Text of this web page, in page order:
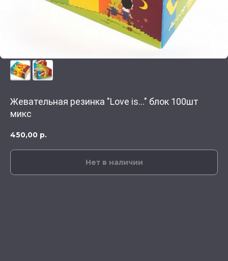
Жевательная резинка "Love is..." блок 100шт
микс
450,00 р.
Нет в наличии